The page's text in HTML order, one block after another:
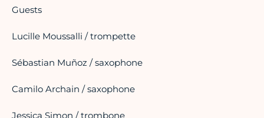
Guests
Lucille Moussalli / trompette
Sébastian Muñoz / saxophone
Camilo Archain / saxophone
Jessica Simon / trombone